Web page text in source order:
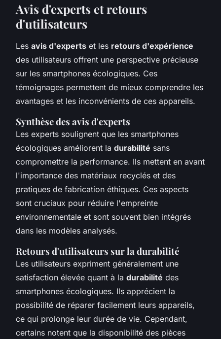
Avis d'experts et retours
d'utilisateurs
Les avis d'experts et les retours d'expérience
des utilisateurs offrent une perspective précieuse
sur les smartphones écologiques. Ces
témoignages permettent de mieux comprendre les
avantages et les inconvénients de ces appareils.
Synthèse des avis d'experts
Les experts soulignent que les smartphones
écologiques améliorent la durabilité sans
compromettre la performance. Ils mettent en avant
l'importance des matériaux recyclés et des
pratiques de fabrication éthiques. Ces aspects
sont cruciaux pour réduire l'empreinte
environnementale et sont souvent bien intégrés
dans les modèles analysés.
Retours d'utilisateurs sur la durabilité
Les utilisateurs expriment généralement une
satisfaction élevée quant à la durabilité des
smartphones écologiques. Ils apprécient la
possibilité de réparer facilement leurs appareils,
ce qui prolonge leur durée de vie. Cependant,
certains notent que la disponibilité des pièces